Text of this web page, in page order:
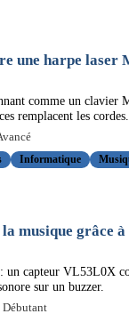
une harpe laser
comme un clavier
remplacent les cordes.
Informatique
musique grâce
un capteur VL53L0X
sur un buzzer.
Débutant